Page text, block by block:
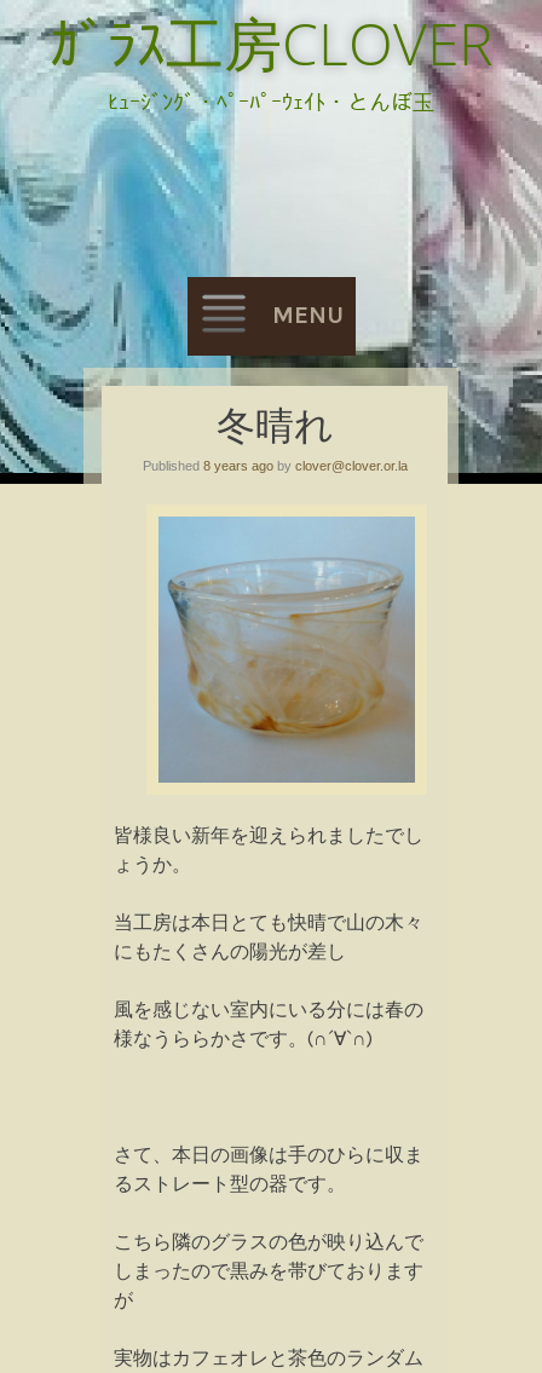
ｶﾞﾗｽ工房CLOVER
ﾋｭｰｼﾞﾝｸﾞ・ﾍﾟｰﾊﾟｰｳｪｲﾄ・とんぼ玉
MENU
Skip
冬晴れ
Published 8 years agoby clover@clover.or.la
皆様良い新年を迎えられましたでし
ょうか。
当工房は本日とても快晴で山の木々
にもたくさんの陽光が差し
風を感じない室内にいる分には春の
様なうららかさです。(∩´∀`∩)
さて、本日の画像は手のひらに収ま
るストレート型の器です。
こちら隣のグラスの色が映り込んで
しまったので黒みを帯びております
が
実物はカフェオレと茶色のランダム